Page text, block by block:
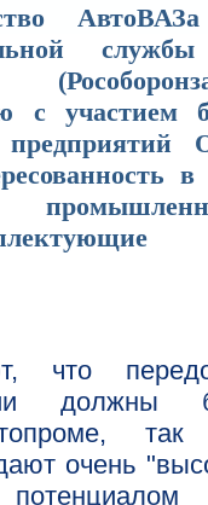
с участием
что
должны
так
очень